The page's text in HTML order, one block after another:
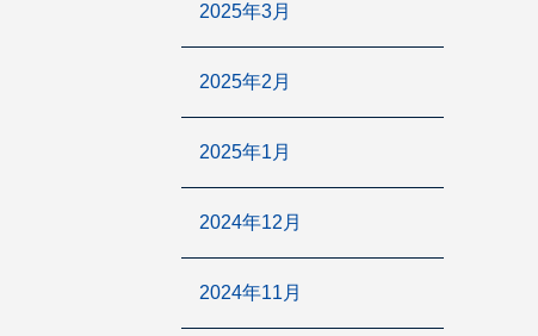
2025年3月
2025年2月
2025年1月
2024年12月
2024年11月